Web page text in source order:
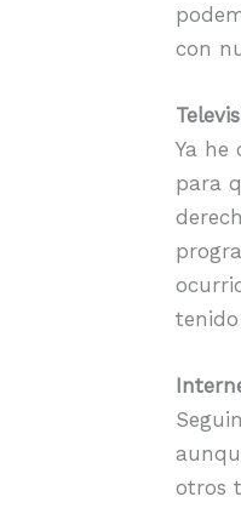
con
Ya he
para
otros